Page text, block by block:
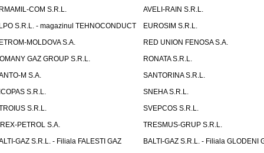
COM S.R.L.
AVELI-RAIN S.R.L.
S.R.L. - magazinul TEHNOCONDUCT
EUROSIM S.R.L.
MOLDOVA S.A.
RED UNION FENOSA S.A.
GAZ GROUP S.R.L.
RONATA S.R.L.
M S.A.
SANTORINA S.R.L.
S.R.L.
SNEHA S.R.L.
S.R.L.
SVEPCOS S.R.L.
PETROL S.A.
TRESMUS-GRUP S.R.L.
GAZ S.R.L. - Filiala FALESTI GAZ
BALTI-GAZ S.R.L. - Filiala GLODENI